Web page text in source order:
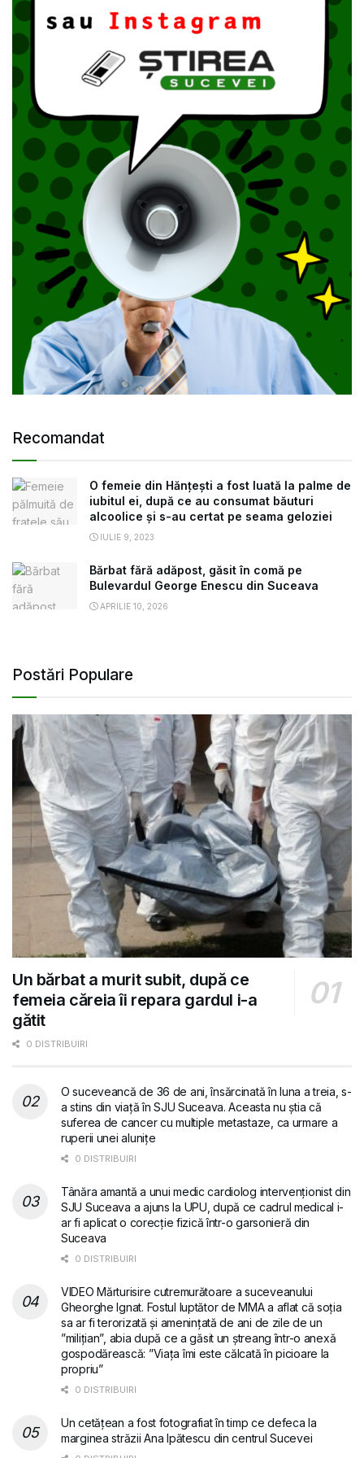
Recomandat
O femeie din Hănțești a fost luată la palme de
iubitul ei, după ce au consumat băuturi
alcoolice și s-au certat pe seama geloziei
IULIE 9, 2023
Bărbat fără adăpost, găsit în comă pe
Bulevardul George Enescu din Suceava
APRILIE 10, 2026
Postări Populare
Un bărbat a murit subit, după ce
femeia căreia îi repara gardul i-a
gătit
0 DISTRIBUIRI
O suceveancă de 36 de ani, însărcinată în luna a treia, s-
a stins din viață în SJU Suceava. Aceasta nu știa că
suferea de cancer cu multiple metastaze, ca urmare a
ruperii unei alunițe
0 DISTRIBUIRI
Tânăra amantă a unui medic cardiolog intervenționist din
SJU Suceava a ajuns la UPU, după ce cadrul medical i-
ar fi aplicat o corecție fizică într-o garsonieră din
Suceava
0 DISTRIBUIRI
VIDEO Mărturisire cutremurătoare a suceveanului
Gheorghe Ignat. Fostul luptător de MMA a aflat că soția
sa ar fi terorizată și amenințată de ani de zile de un
”milițian”, abia după ce a găsit un ștreang într-o anexă
gospodărească: ”Viața îmi este călcată în picioare la
propriu”
0 DISTRIBUIRI
Un cetățean a fost fotografiat în timp ce defeca la
marginea străzii Ana Ipătescu din centrul Sucevei